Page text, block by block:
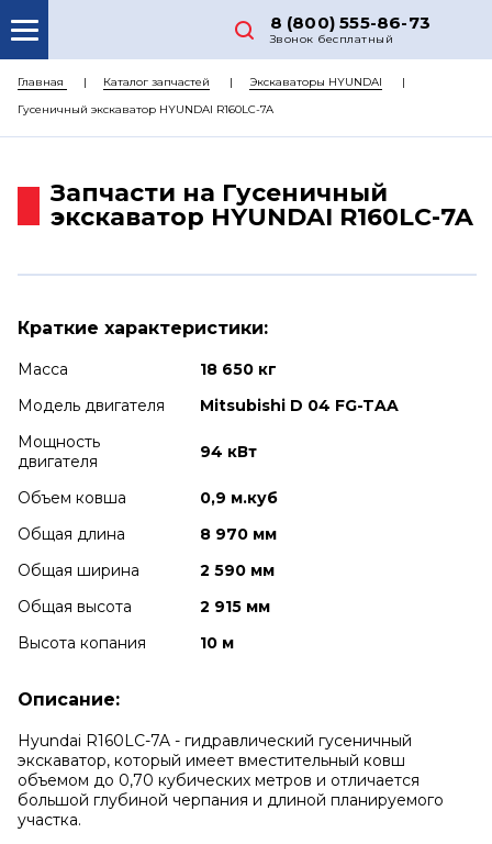
8 (800) 555-86-73
Звонок бесплатный
О НАС
КАТАЛОГ ЗАПЧАСТЕЙ
ДОСТАВКА
Главная Каталог запчастей
Экскаваторы HYUNDAI
Гусеничный экскаватор HYUNDAI R160LC-7A
Запчасти на Гусеничный
экскаватор HYUNDAI R160LC-7A
Краткие характеристики:
Масса
18 650 кг
Модель двигателя
Mitsubishi D 04 FG-TAA
Мощность
двигателя
94 кВт
Объем ковша
0,9 м.куб
Общая длина
8 970 мм
Общая ширина
2 590 мм
Общая высота
2 915 мм
Высота копания
10 м
Описание:
Hyundai R160LC-7A - гидравлический гусеничный
экскаватор, который имеет вместительный ковш
объемом до 0,70 кубических метров и отличается
большой глубиной черпания и длиной планируемого
участка.